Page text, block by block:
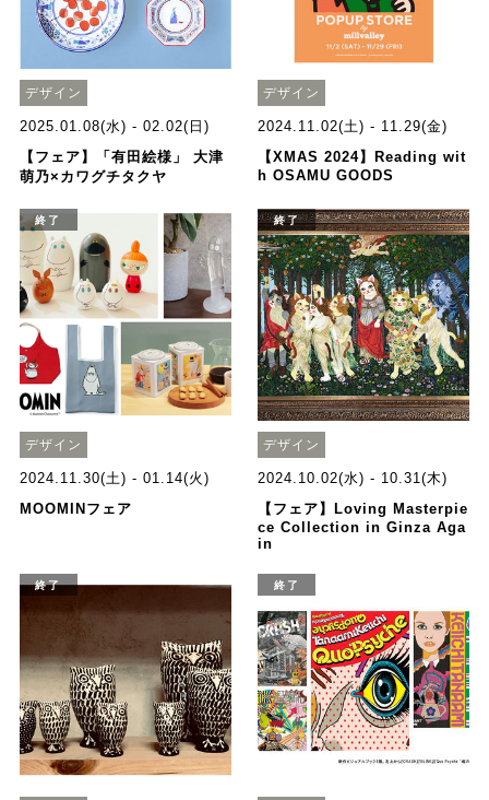
デザイン
2025.01.08(水) - 02.02(日)
【フェア】「有田絵様」 大津
萌乃×カワグチタクヤ
デザイン
2024.11.02(土) - 11.29(金)
【XMAS 2024】Reading wit
h OSAMU GOODS
終了
デザイン
2024.11.30(土) - 01.14(火)
MOOMINフェア
終了
デザイン
2024.10.02(水) - 10.31(木)
【フェア】Loving Masterpie
ce Collection in Ginza Aga
in
終了 終了